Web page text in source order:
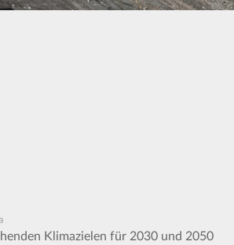
Klimazielen für 2030 und 2050